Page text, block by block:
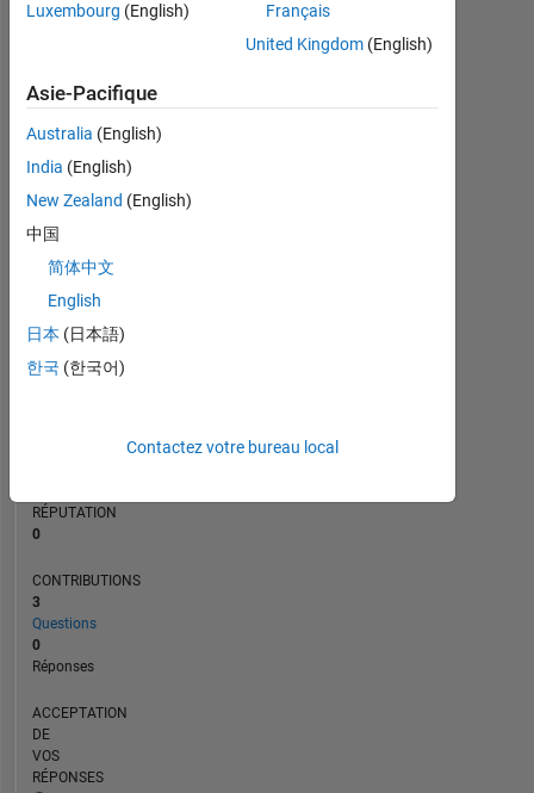
CONTRIBUTIONS L
-2
-1
1
2
4
5
RANG
193
RÉPUTATION
0
CONTRIBUTIONS
3
Questions
0
Réponses
ACCEPTATION
DE
VOS
RÉPONSES
Luxembourg (English)
Français
United Kingdom(English)
Asie-Pacifique
Australia (English)
India (English)
New Zealand (English)
中国
简体中文
English
日本 (日本語)
한국 (한국어)
Contactez votre bureau local